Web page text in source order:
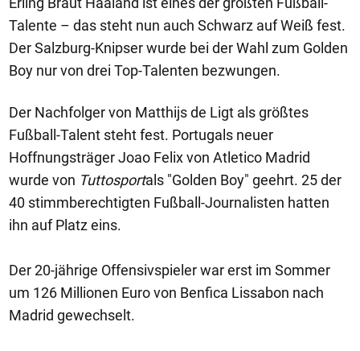
Talente – das steht nun auch Schwarz auf Weiß fest.
Der Salzburg-Knipser wurde bei der Wahl zum Golden
Boy nur von drei Top-Talenten bezwungen.
Der Nachfolger von Matthijs de Ligt als größtes
Fußball-Talent steht fest. Portugals neuer
Hoffnungsträger Joao Felix von Atletico Madrid
wurde von Tuttosportals "Golden Boy" geehrt. 25 der
40 stimmberechtigten Fußball-Journalisten hatten
ihn auf Platz eins.
Der 20-jährige Offensivspieler war erst im Sommer
um 126 Millionen Euro von Benfica Lissabon nach
Madrid gewechselt.